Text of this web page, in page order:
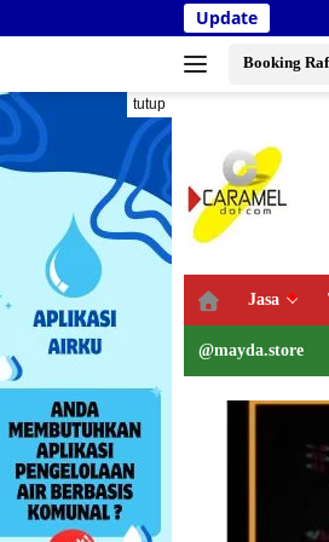
ke
Update
Booking
tutup
Jasa
@mayda.store